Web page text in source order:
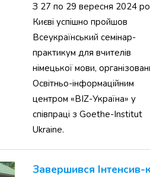
З 27 по 29 вересня 2024
Києві успішно пройшов
Всеукраїнський семінар-
практикум для вчителів
німецької мови,
Освітньо-інформаційним
центром «BIZ-Україна» у
співпраці з Goethe-Institut
Ukraine.
Завершився Інтенсив-